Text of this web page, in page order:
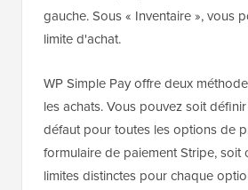
gauche. Sous « Inventaire », vous
limite d'achat.
WP Simple Pay offre deux
les achats. Vous pouvez soit
défaut pour toutes les options de
formulaire de paiement Stripe, soit
limites distinctes pour chaque